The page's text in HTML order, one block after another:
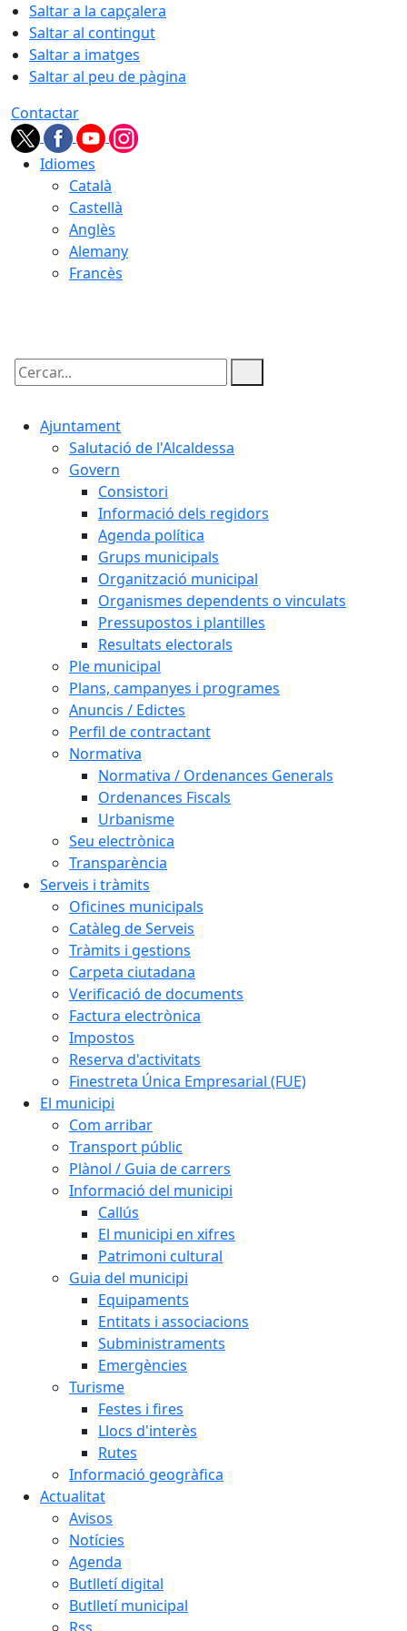
Saltar a la capçalera
Saltar al contingut
Saltar a imatges
Saltar al peu de pàgina
Contactar
Idiomes
Català
Castellà
Anglès
Alemany
Francès
Cercar:
Ajuntament
Salutació de l'Alcaldessa
Govern
Consistori
Informació dels regidors
Agenda política
Grups municipals
Organització municipal
Organismes dependents o vinculats
Pressupostos i plantilles
Resultats electorals
Ple municipal
Plans, campanyes i programes
Anuncis / Edictes
Perfil de contractant
Normativa
Normativa / Ordenances Generals
Ordenances Fiscals
Urbanisme
Seu electrònica
Transparència
Serveis i tràmits
Oficines municipals
Catàleg de Serveis
Tràmits i gestions
Carpeta ciutadana
Verificació de documents
Factura electrònica
Impostos
Reserva d'activitats
Finestreta Única Empresarial (FUE)
El municipi
Com arribar
Transport públic
Plànol / Guia de carrers
Informació del municipi
Callús
El municipi en xifres
Patrimoni cultural
Guia del municipi
Equipaments
Entitats i associacions
Subministraments
Emergències
Turisme
Festes i fires
Llocs d'interès
Rutes
Informació geogràfica
Actualitat
Avisos
Notícies
Agenda
Butlletí digital
Butlletí municipal